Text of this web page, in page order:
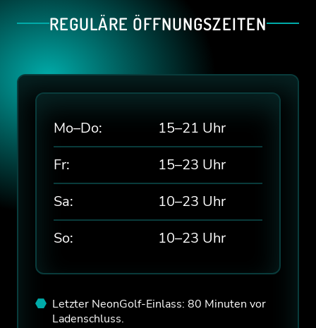
START
EVENTS & ANGEBOTE
PREISE
REGULÄRE ÖFFNUNGSZEITEN
Mo–Do:
15–21 Uhr
Fr:
15–23 Uhr
Sa:
10–23 Uhr
So:
10–23 Uhr
Letzter NeonGolf-Einlass: 80 Minuten vor
Ladenschluss.